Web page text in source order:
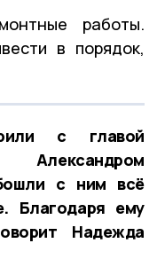
работы.
в порядок,
с главой
Александром
с ним всё
Благодаря ему
Надежда